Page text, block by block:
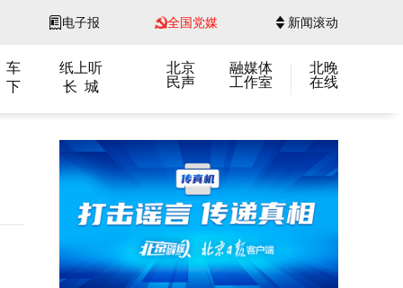
电子报 全国党媒 新闻滚动
车
纸上听
下 长 城
北京
民声
融媒体
工作室
北晚
在线